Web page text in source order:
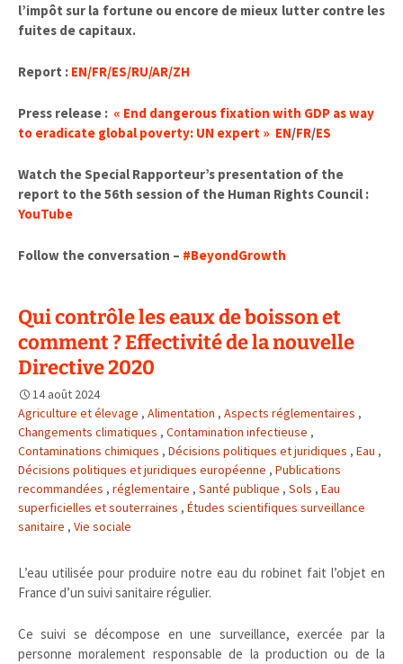
l’impôt sur la fortune ou encore de mieux lutter contre les
fuites de capitaux.
Report : EN/FR/ES/RU/AR/ZH
Press release : « End dangerous fixation with GDP as way
to eradicate global poverty: UN expert » EN/FR/ES
Watch the Special Rapporteur’s presentation of the
report to the 56th session of the Human Rights Council :
YouTube
Follow the conversation – #BeyondGrowth
Qui contrôle les eaux de boisson et
comment ? Effectivité de la nouvelle
Directive 2020
14 août 2024
Agriculture et élevage , Alimentation , Aspects réglementaires ,
Changements climatiques , Contamination infectieuse ,
Contaminations chimiques , Décisions politiques et juridiques , Eau ,
Décisions politiques et juridiques européenne , Publications
recommandées , réglementaire , Santé publique , Sols , Eau
superficielles et souterraines , Études scientifiques surveillance
sanitaire , Vie sociale
L’eau utilisée pour produire notre eau du robinet fait l’objet en
France d’un suivi sanitaire régulier.
Ce suivi se décompose en une surveillance, exercée par la
personne moralement responsable de la production ou de la